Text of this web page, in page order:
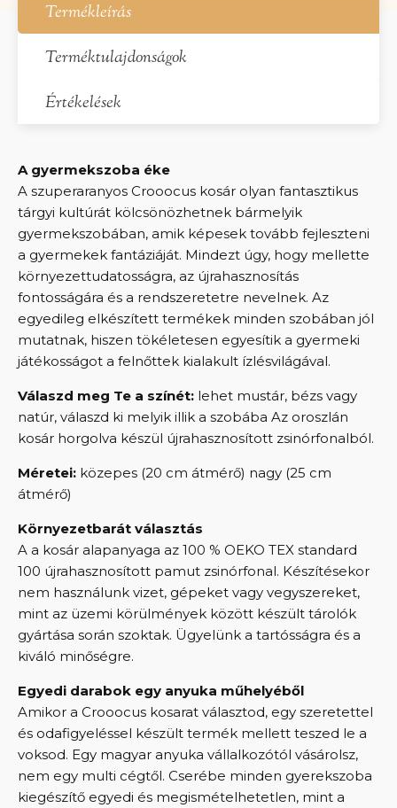
Termékleírás
Terméktulajdonságok
Értékelések
A gyermekszoba éke
A szuperaranyos Crooocus kosár olyan fantasztikus
tárgyi kultúrát kölcsönözhetnek bármelyik
gyermekszobában, amik képesek tovább fejleszteni
a gyermekek fantáziáját. Mindezt úgy, hogy mellette
környezettudatosságra, az újrahasznosítás
fontosságára és a rendszeretetre nevelnek. Az
egyedileg elkészített termékek minden szobában jól
mutatnak, hiszen tökéletesen egyesítik a gyermeki
játékosságot a felnőttek kialakult ízlésvilágával.
Válaszd meg Te a színét: lehet mustár, bézs vagy
natúr, válaszd ki melyik illik a szobába Az oroszlán
kosár horgolva készül újrahasznosított zsinórfonalból.
Méretei: közepes (20 cm átmérő) nagy (25 cm
átmérő)
Környezetbarát választás
A a kosár alapanyaga az 100 % OEKO TEX standard
100 újrahasznosított pamut zsinórfonal. Készítésekor
nem használunk vizet, gépeket vagy vegyszereket,
mint az üzemi körülmények között készült tárolók
gyártása során szoktak. Ügyelünk a tartósságra és a
kiváló minőségre.
Egyedi darabok egy anyuka műhelyéből
Amikor a Crooocus kosarat választod, egy szeretettel
és odafigyeléssel készült termék mellett teszed le a
voksod. Egy magyar anyuka vállalkozótól vásárolsz,
nem egy multi cégtől. Cserébe minden gyerekszoba
kiegészítő egyedi és megismételhetetlen, mint a